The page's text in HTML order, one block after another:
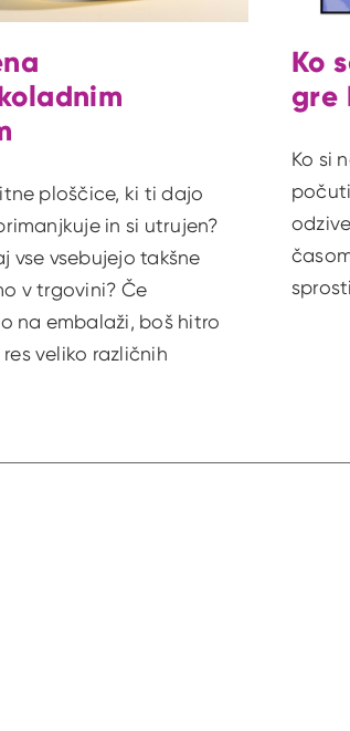
ploščice, ki ti dajo
in si utrujen?
vse vsebujejo takšne
v trgovini? Če
na embalaži, boš hitro
veliko različnih
Ko
gre
Ko si